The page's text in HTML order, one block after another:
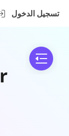
تسجيل الدخول